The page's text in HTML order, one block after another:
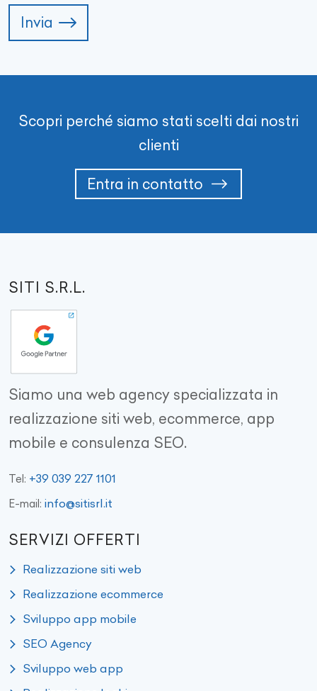
Invia
Scopri perché siamo stati scelti dai nostri
clienti
Entra in contatto
SITI S.R.L.
Siamo una web agency specializzata in
realizzazione siti web, ecommerce, app
mobile e consulenza SEO.
Tel: +39 039 227 1101
E-mail: info@sitisrl.it
SERVIZI OFFERTI
Realizzazione siti web
Realizzazione ecommerce
Sviluppo app mobile
SEO Agency
Sviluppo web app